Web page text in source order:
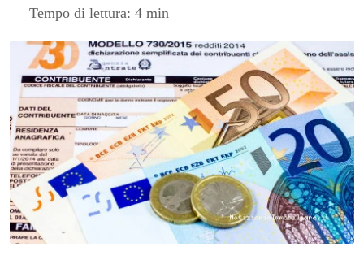
Tempo di lettura: 4 min